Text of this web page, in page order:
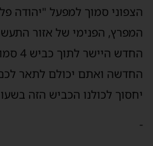
סמוך למפעל "יהודה
הפנימי של אזור
החדש היישר
ואתם יכולם לתאר לכם
לכולנו הכביש הזה בשעות